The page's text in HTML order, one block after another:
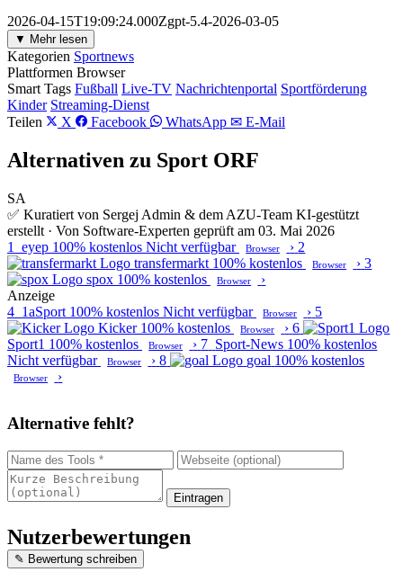
2026-04-15T19:09:24.000Zgpt-5.4-2026-03-05
▼ Mehr lesen
Kategorien Sportnews
Plattformen Browser
Smart Tags Fußball Live-TV Nachrichtenportal Sportförderung
Kinder Streaming-Dienst
Teilen
X Facebook WhatsApp ✉ E-Mail
Alternativen zu Sport ORF
SA
✅ Kuratiert von Sergej Admin & dem AZU-Team KI-gestützt
erstellt · Von Software-Experten geprüft am 03. Mai 2026
1
eyep 100% kostenlos Nicht verfügbar Browser › 2
transfermarkt 100% kostenlos Browser › 3
spox 100% kostenlos Browser
›
Anzeige
4 1aSport 100% kostenlos Nicht verfügbar Browser › 5
Kicker 100% kostenlos Browser › 6
Sport1 100% kostenlos Browser › 7 Sport-News 100% kostenlos
Nicht verfügbar
Browser › 8 goal 100% kostenlos
Browser ›
Alternative fehlt?
Eintragen
Nutzerbewertungen
✎ Bewertung schreiben